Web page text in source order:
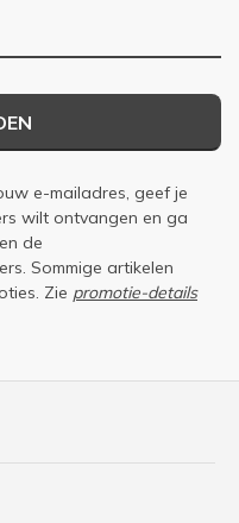
e-mailadres, geef je
wilt ontvangen en ga
en de
Sommige artikelen
Zie promotie-details